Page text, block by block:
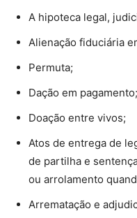
A hipoteca legal,
Alienação fiduciária
Permuta;
Dação em pagamento;
Doação entre vivos;
Atos de entrega de
de partilha e
ou arrolamento
Arrematação e